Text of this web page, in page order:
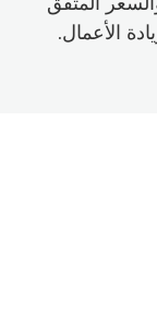
الأعمال.